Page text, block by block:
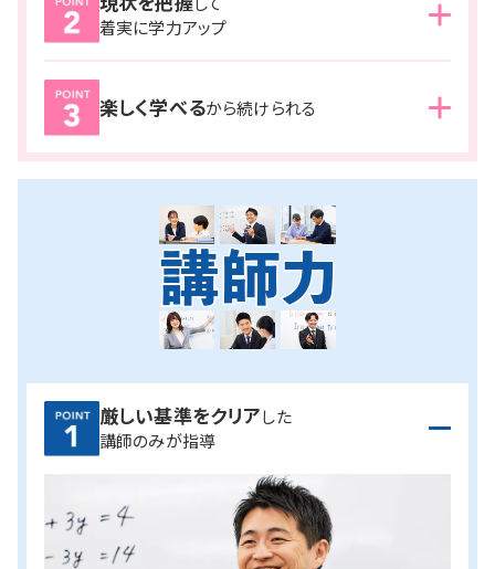
着実に学力アップ
湘ゼミでは、通塾日ごとに、授業での理解、宿題での定着、
小テストでの計測を繰り返し実施。
現状の定着度を把握し、次の授業に活かすことで、着実に
学力を伸ばしていきます。
楽しく学べるから続けられる
現状を把握しながら繰り返し学習することで、
着実に合格
へ近付いていることが実感できる
お互いに高め合える仲間たちと共に、楽しく学習を継続し
ながら、合格へと向かうことができます。
厳しい基準をクリアした
講師のみが指導